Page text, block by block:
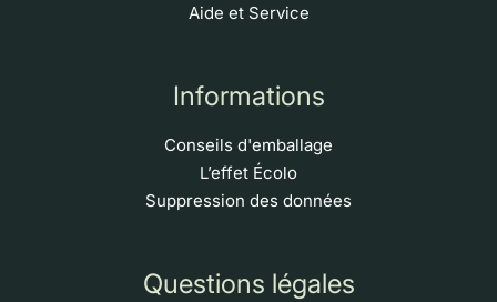
Aide et Service
Informations
Conseils d'emballage
L’effet Écolo
Suppression des données
Questions légales